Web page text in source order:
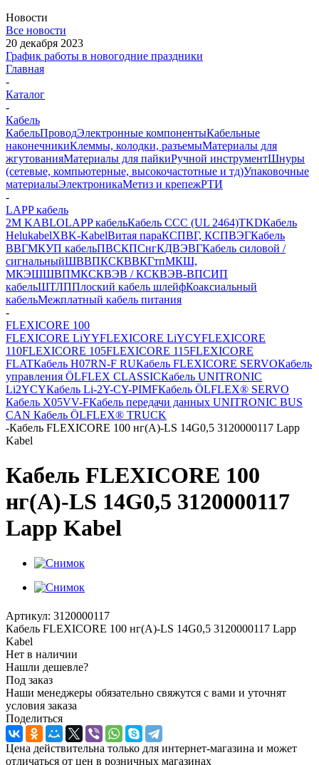
Новости
Все новости
20 декабря 2023
График работы в новогодние праздники
Главная
-
Каталог
-
Кабель
КабельПроводЭлектронные компонентыКабельные
наконечникиКлеммы, колодки, разъемыМатериалы для
жгутованияМатериалы для пайкиРучной инструментШнуры
(сетевые, компьютерные, высокочастотные и тд)Упаковочные
материалыЭлектроникаМетиз и крепежРТИ
-
LAPP кабель
2M KABLOLAPP кабельКабель CCC (UL 2464)TKDКабель
HelukabelXBK-KabelВитая параКСПВГ, КСПВЭГКабель
ВВГМКУП кабельПВСКПСнгКДВЭВГКабель силовой /
сигнальныйШВВПКСКВВКГтпМКШ,
МКЭШШВПМКСКВЭВ / КСКВЭВ-ВПСИП
кабельШТЛППлоский кабель шлейфКоаксиальный
кабельМежплатный кабель питания
-
FLEXICORE 100
FLEXICORE LiYYFLEXICORE LiYCYFLEXICORE
110FLEXICORE 105FLEXICORE 115FLEXICORE
FLATКабель H07RN-F RUКабель FLEXICORE SERVOКабель
управления ÖLFLEX CLASSICКабель UNITRONIC
Li2YCYКабель Li-2Y-CY-PIMFКабель ÖLFLEX® SERVO
Кабель X05VV-FКабель передачи данных UNITRONIC BUS
CAN Кабель ÖLFLEX® TRUCK
-Кабель FLEXICORE 100 нг(А)-LS 14G0,5 3120000117 Lapp
Kabel
Кабель FLEXICORE 100
нг(А)-LS 14G0,5 3120000117
Lapp Kabel
Артикул: 3120000117
Кабель FLEXICORE 100 нг(А)-LS 14G0,5 3120000117 Lapp
Kabel
Нет в наличии
Нашли дешевле?
Под заказ
Наши менеджеры обязательно свяжутся с вами и уточнят
условия заказа
Поделиться
Цена действительна только для интернет-магазина и может
отличаться от цен в розничных магазинах